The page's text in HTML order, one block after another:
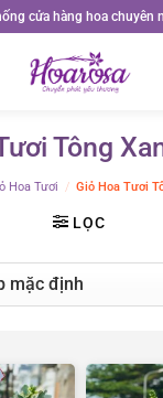
cửa hàng hoa chuyên
Tông
Hoa Tươi / Giỏ Hoa Tươi
LỌC